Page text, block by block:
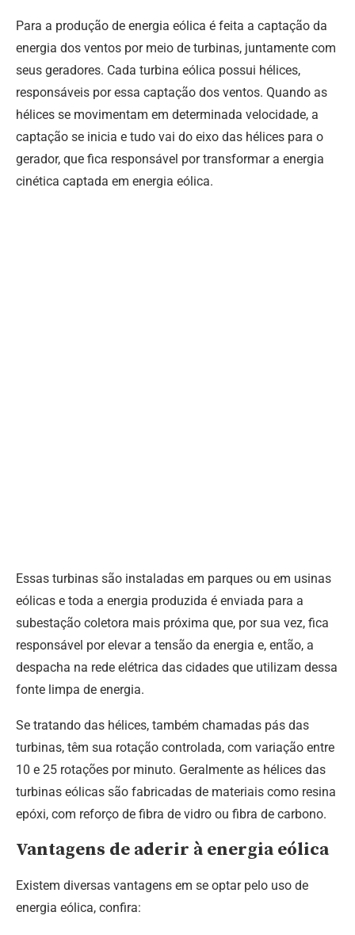
Para a produção de energia eólica é feita a captação da
energia dos ventos por meio de turbinas, juntamente com
seus geradores. Cada turbina eólica possui hélices,
responsáveis por essa captação dos ventos. Quando as
hélices se movimentam em determinada velocidade, a
captação se inicia e tudo vai do eixo das hélices para o
gerador, que fica responsável por transformar a energia
cinética captada em energia eólica.
Essas turbinas são instaladas em parques ou em usinas
eólicas e toda a energia produzida é enviada para a
subestação coletora mais próxima que, por sua vez, fica
responsável por elevar a tensão da energia e, então, a
despacha na rede elétrica das cidades que utilizam dessa
fonte limpa de energia.
Se tratando das hélices, também chamadas pás das
turbinas, têm sua rotação controlada, com variação entre
10 e 25 rotações por minuto. Geralmente as hélices das
turbinas eólicas são fabricadas de materiais como resina
epóxi, com reforço de fibra de vidro ou fibra de carbono.
Vantagens de aderir à energia eólica
Existem diversas vantagens em se optar pelo uso de
energia eólica, confira: